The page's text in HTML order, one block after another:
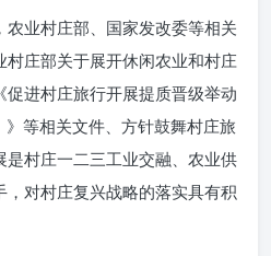
农业村庄部、国家发改委等相关
庄部关于展开休闲农业和村庄
进村庄旅行开展提质晋级举动
等相关文件、方针鼓舞村庄旅
村庄一二三工业交融、农业供
对村庄复兴战略的落实具有积